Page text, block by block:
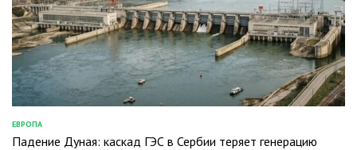
ОПУБЛИКОВАНО
В
ЕВРОПА
Падение Дуная: каскад ГЭС в Сербии теряет генерацию